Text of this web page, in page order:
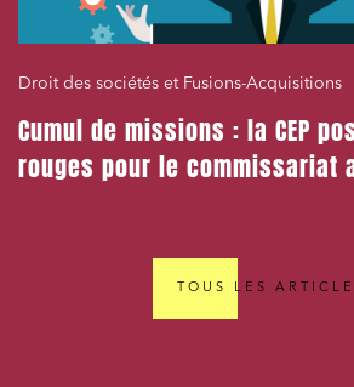
Droit des sociétés et Fusions-Acquisitions
Cumul de missions : la CEP
rouges pour le commissariat
TOUS LES